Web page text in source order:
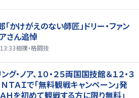
かけがえのない師匠」ドリー・ファン
さん追悼
相撲・格闘技
グ・ノア、１０・２５両国国技館＆１２・３
ＴＡＩで「無料観戦キャンペーン」発
Ｈを初めて観戦する方に限り無料」